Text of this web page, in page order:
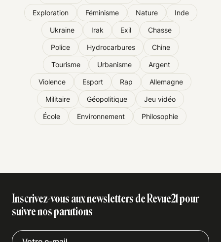
Exploration Féminisme Nature Inde
Ukraine Irak Exil Chasse
Police Hydrocarbures Chine
Tourisme Urbanisme Argent
Violence Esport Rap Allemagne
Militaire Géopolitique Jeu vidéo
École Environnement Philosophie
Inscrivez-vous aux newsletters de Revue21 pour
suivre nos parutions